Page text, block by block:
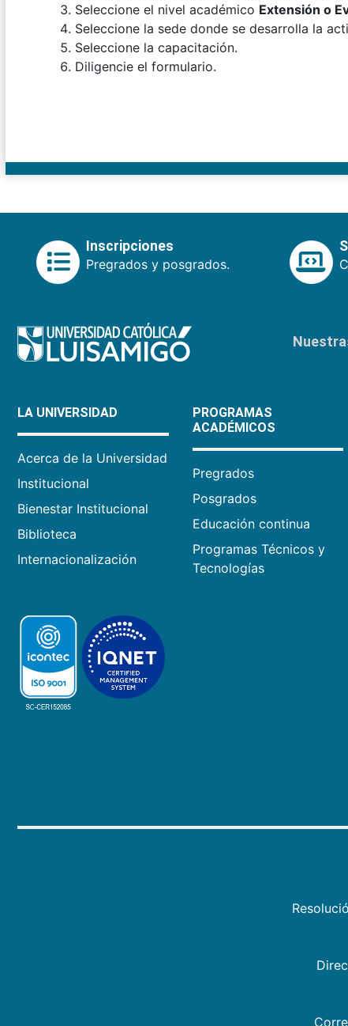
Seleccione el nivel académico Extensión o
Seleccione la sede donde se desarrolla la
Seleccione la capacitación.
Diligencie el formulario.
Inscripciones
Pregrados y posgrados.
LA UNIVERSIDAD
Acerca de la Universidad
Institucional
Bienestar Institucional
Biblioteca
Internacionalización
PROGRAMAS
ACADÉMICOS
Pregrados
Posgrados
Educación continua
Programas Técnicos y
Tecnologías